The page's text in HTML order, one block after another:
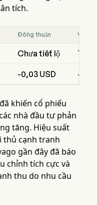
tích.
Đồng thuận Vượt/
Chưa tiết lộ
-0,03 USD -
khiến cổ phiếu
nhà đầu tư phản
tăng. Hiệu suất
thủ cạnh tranh
gần đây đã báo
chỉnh tích cực và
thu do nhu cầu